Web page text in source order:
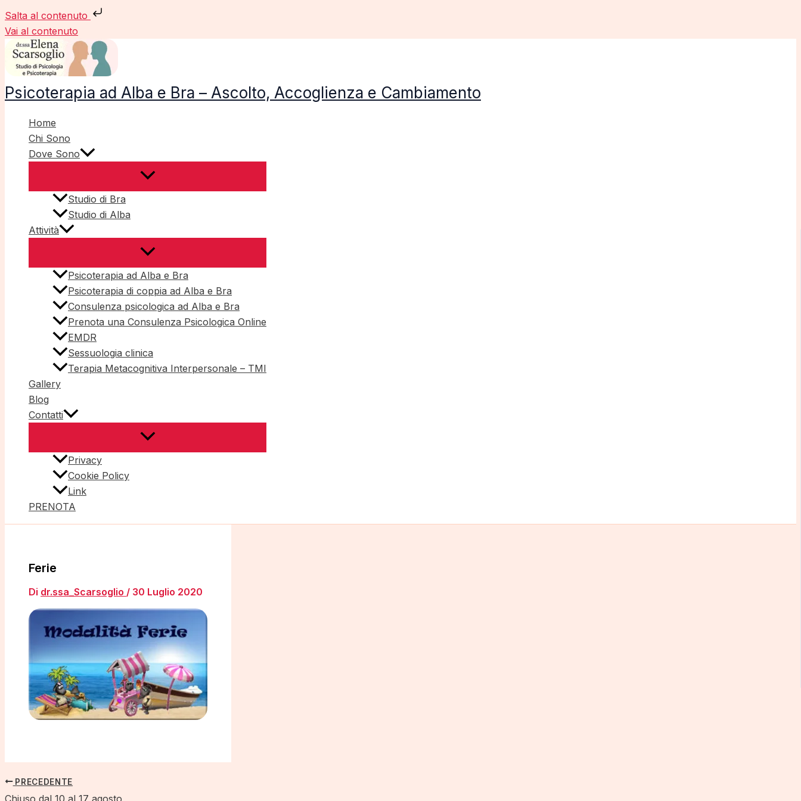
Salta al contenuto
Vai al contenuto
Psicoterapia ad Alba e Bra – Ascolto, Accoglienza e Cambiamento
Home
Chi Sono
Dove Sono
Studio di Bra
Studio di Alba
Attività
Psicoterapia ad Alba e Bra
Psicoterapia di coppia ad Alba e Bra
Consulenza psicologica ad Alba e Bra
Prenota una Consulenza Psicologica Online
EMDR
Sessuologia clinica
Terapia Metacognitiva Interpersonale – TMI
Gallery
Blog
Contatti
Privacy
Cookie Policy
Link
PRENOTA
Ferie
Di dr.ssa_Scarsoglio / 30 Luglio 2020
PRECEDENTE